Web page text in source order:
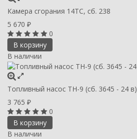
Камера сгорания 14ТС, сб. 238
5 670 ₽
0
В корзину
В наличии
Топливный насос ТН-9 (сб. 3645 - 24 в)
3 765 ₽
0
В корзину
В наличии